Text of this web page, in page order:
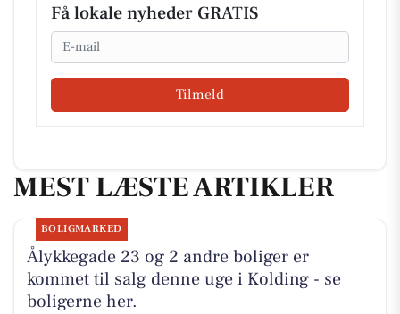
Få lokale nyheder GRATIS
Email
Tilmeld
MEST LÆSTE ARTIKLER
BOLIGMARKED
Ålykkegade 23 og 2 andre boliger er
kommet til salg denne uge i Kolding - se
boligerne her.